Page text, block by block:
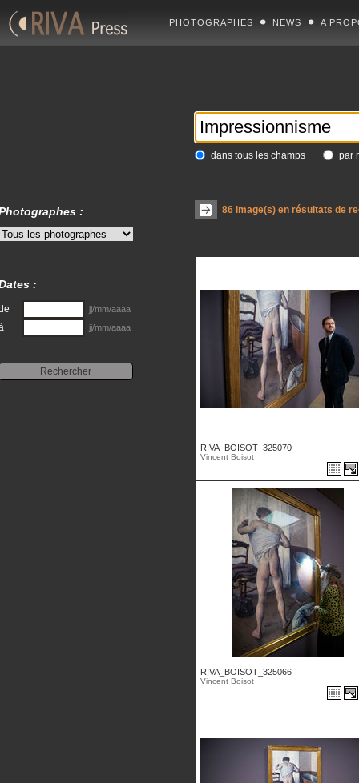
PHOTOGRAPHES NEWS A
dans tous les champs par
86image(s) en résultats de
RIVA_BOISOT_325070
Vincent Boisot
RIVA_BOISOT_325066
Vincent Boisot
:
:
jj/mm/aaaa
jj/mm/aaaa